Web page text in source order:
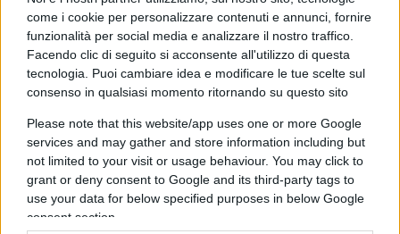
come i cookie per personalizzare contenuti e annunci, fornire
funzionalità per social media e analizzare il nostro traffico.
Facendo clic di seguito si acconsente all'utilizzo di questa
tecnologia. Puoi cambiare idea e modificare le tue scelte sul
consenso in qualsiasi momento ritornando su questo sito
Please note that this website/app uses one or more Google
services and may gather and store information including but
not limited to your visit or usage behaviour. You may click to
grant or deny consent to Google and its third-party tags to
use your data for below specified purposes in below Google
consent section.
conduttrice e autrice Rai di “Codice: la vita è
digitale”; Derrick de Kerckhove, sociologo,
accademico e direttore scientifico di Media
Duemila; Fernando Vacarini, Responsabile Media
Relations, Corporate Reputation and Digital PR del
Gruppo Unipol e il vincitore del Premio «Opening
New Ways of Journalism» 2024. Il riconoscimento
è assegnato dal big delle polizze ai giovani
giornalisti che hanno contribuito alla
sensibilizzazione del pubblico utilizzando i new